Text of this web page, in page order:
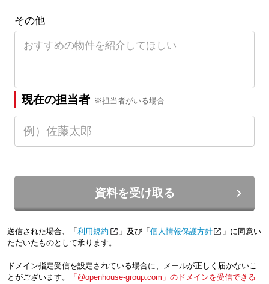
その他
現在の担当者 ※担当者がいる場合
資料を受け取る
送信された場合、「 利用規約 」及び「 個人情報保護方針
」に同意い
ただいたものとして承ります。
ドメイン指定受信を設定されている場合に、メールが正しく届かないこ
とがございます。
「@openhouse-group.com」のドメインを受信できる